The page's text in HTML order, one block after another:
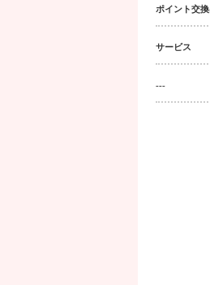
ポイント交
サービス
---